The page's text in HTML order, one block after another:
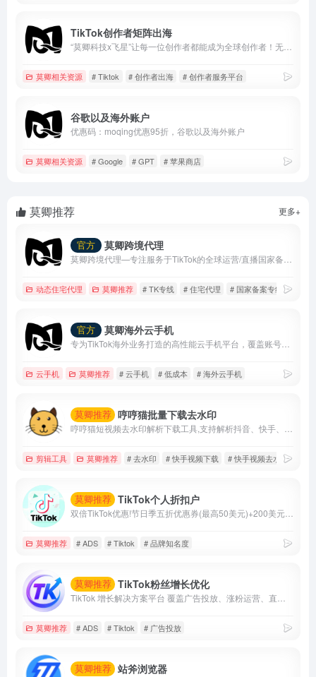
TikTok创作者矩阵出海
莫卿相关资源 # Tiktok # 创作者出海 # 创作者服务平台
谷歌以及海外账户
优惠码：moqing优惠95折，谷歌以及海外账户
莫卿相关资源 # Google # GPT # 苹果商店
莫卿推荐 更多+
官方 莫卿跨境代理
动态住宅代理 莫卿推荐 # TK专线 # 住宅代理 # 国家备案专线
官方 莫卿海外云手机
云手机 莫卿推荐 # 云手机 # 低成本 # 海外云手机
莫卿推荐 哼哼猫批量下载去水印
剪辑工具 莫卿推荐 # 去水印 # 快手视频下载 # 快手视频去水印
莫卿推荐 TikTok个人折扣户
莫卿推荐 # ADS # Tiktok # 品牌知名度
莫卿推荐 TikTok粉丝增长优化
莫卿推荐 # ADS # Tiktok # 广告投放
莫卿推荐 站斧浏览器